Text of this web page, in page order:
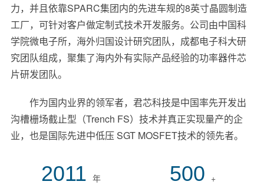
力，并且依靠SPARC集团内的先进车规的8英寸晶圆制造
工厂，可针对客户做定制式技术开发服务。公司由中国科
学院微电子所，海外归国设计研究团队，成都电子科大研
究团队组成，聚集了海内外有实际产品经验的功率器件芯
片研发团队。
作为国内业界的领军者，君芯科技是中国率先开发出
沟槽栅场截止型（Trench FS）技术并真正实现量产的企
业，也是国际先进中低压 SGT MOSFET技术的领先者。
2011 年
500 +